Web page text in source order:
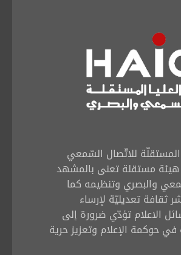
المستقلّة للاتّصال السّمعي
مستقلة تعنى بالمشهد
والبصري وتنظيمه كما
تعديليّة لإرساء
الاعلام تؤدّي ضرورة إلى
حوكمة الإعلام وتعزيز حرية